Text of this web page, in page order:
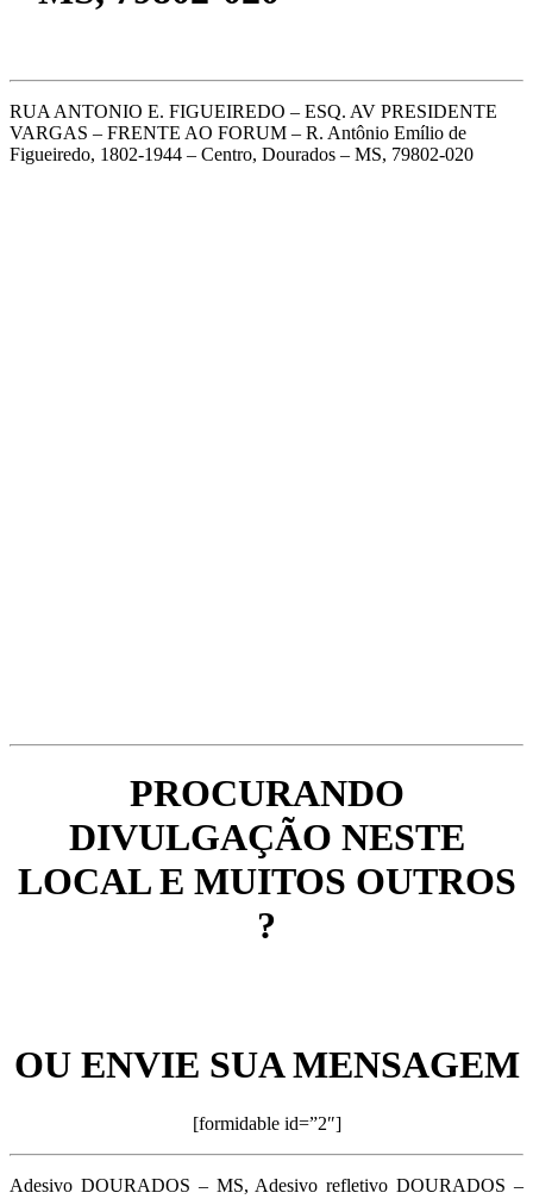
RUA ANTONIO E. FIGUEIREDO – ESQ. AV PRESIDENTE
VARGAS – FRENTE AO FORUM – R. Antônio Emílio de
Figueiredo, 1802-1944 – Centro, Dourados – MS, 79802-020
PROCURANDO
DIVULGAÇÃO NESTE
LOCAL E MUITOS OUTROS
?
OU ENVIE SUA MENSAGEM
[formidable id=”2″]
Adesivo DOURADOS – MS, Adesivo refletivo DOURADOS –